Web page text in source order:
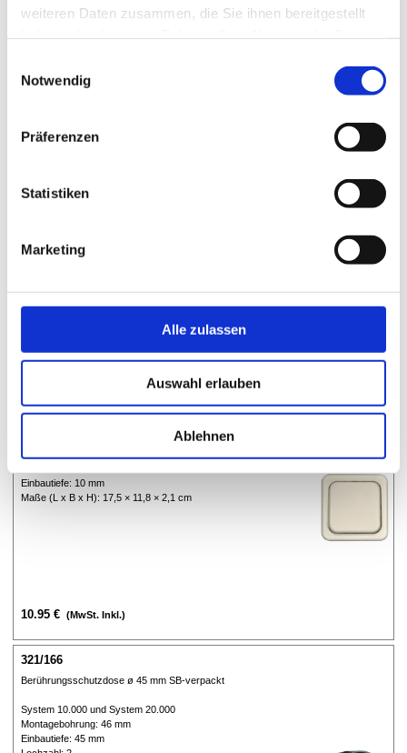
weiteren Daten zusammen, die Sie ihnen bereitgestellt
Notwendig
Präferenzen
Statistiken
Marketing
Alle zulassen
Auswahl erlauben
Ablehnen
14.95 € (MwSt. Inkl.)
Schalter komplett, braun SB-verpackt
Nennstrom: 16 A
Schalter komplett, hellgrau SB-verpackt
Spannung: 230 V
Einbautiefe: 10 mm
Maße (L x B x H): 17,5 × 11,8 × 2,1 cm
10.95 € (MwSt. Inkl.)
321/166
Berührungsschutzdose ø 45 mm SB-verpackt
System 10.000 und System 20.000
Montagebohrung: 46 mm
Einbautiefe: 45 mm